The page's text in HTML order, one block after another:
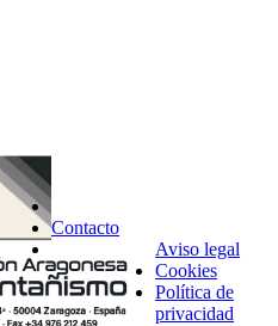
Contacto
Aviso legal
Cookies
Política de
privacidad